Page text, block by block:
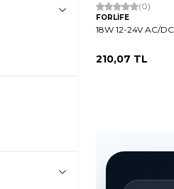
(0)
FORLİFE
18W 12-24V AC/
210,07 TL